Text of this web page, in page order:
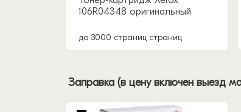
106R04348 оригинальный
до 3000 страниц страниц
Заправка (в цену включен выезд